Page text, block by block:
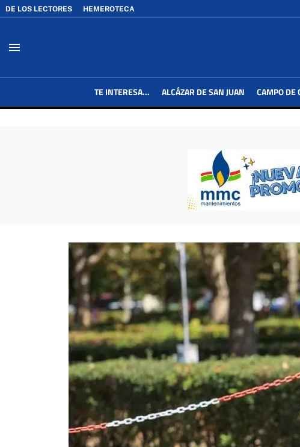
DE LOS LECTORES HEMEROTECA
menu
TE INTERESA... ALCÁZAR DE SAN JUAN CAMPO DE